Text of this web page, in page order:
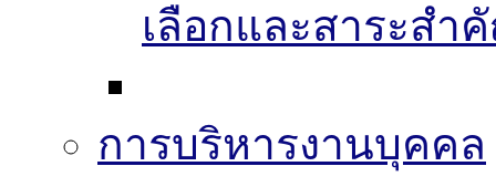
เลือกและสาระส
การบริหารงานบุคคล